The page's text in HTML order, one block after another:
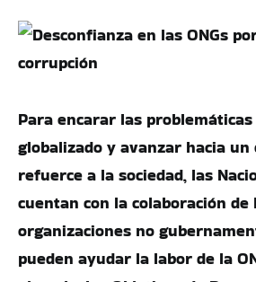
Para encarar las
globalizado y avanzar hacia un
refuerce a la sociedad, las
cuentan con la colaboración de
organizaciones no
pueden ayudar la labor de la